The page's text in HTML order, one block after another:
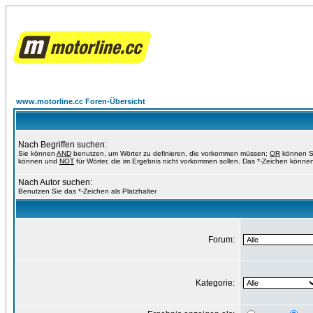
www.motorline.cc Foren-Übersicht
Nach Begriffen suchen:
Sie können AND benutzen, um Wörter zu definieren, die vorkommen müssen; OR können
können und NOT für Wörter, die im Ergebnis nicht vorkommen sollen. Das *-Zeichen
Nach Autor suchen:
Benutzen Sie das *-Zeichen als Platzhalter
Forum:
Kategorie: